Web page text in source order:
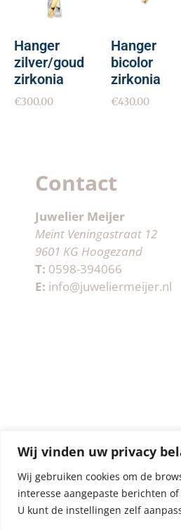
Wij vinden uw privacy
Wij gebruiken cookies om de
interesse aangepaste berichten
U kunt de instellingen zelf
Hanger
zilver/goud
zirkonia
€300.00
Hanger
bicolor
zirkonia
€430.00
Contact
Juwelier Meijer
Meint Veningastraat 12
9601 KG Hoogezand
T: 0598-394066
E: info@juweliermeijer.nl